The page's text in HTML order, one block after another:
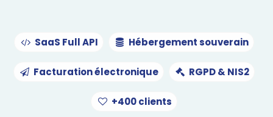
SaaS Full API Hébergement souverain
Facturation électronique RGPD & NIS2
+400 clients